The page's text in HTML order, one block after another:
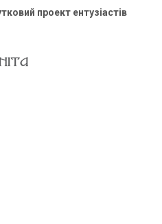
проект ентузіастів